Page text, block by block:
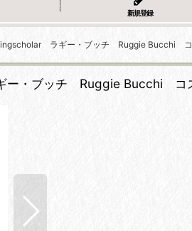
新規登録
ラギー・ブッチ Ruggie Bucchi コ
・ブッチ Ruggie Bucchi コ